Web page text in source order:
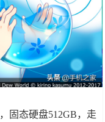
固态硬盘512GB，走